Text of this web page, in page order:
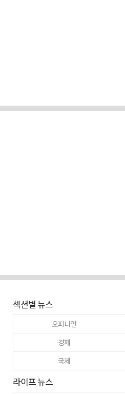
섹션별 뉴스
오피니언
경제
국제
라이프 뉴스